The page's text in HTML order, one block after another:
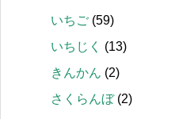
いちご (59)
いちじく
(13)
きんかん (2)
さくらんぼ(2)